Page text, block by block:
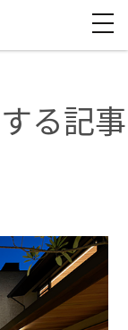
る記事